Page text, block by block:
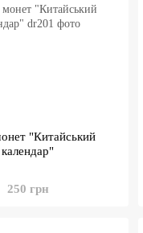
"Китайський
календар"
250 грн